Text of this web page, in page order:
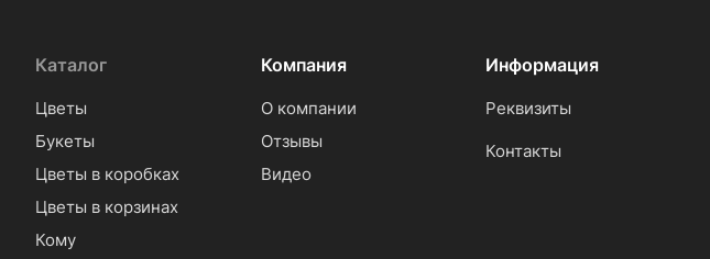
Каталог
Цветы
Букеты
Цветы в коробках
Цветы в корзинах
Кому
Компания
О компании
Отзывы
Видео
Информация
Реквизиты
Контакты